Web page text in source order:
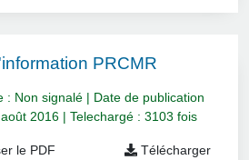
PRCMR
: Non signalé | Date de publication
2016 | Telechargé : 3103 fois
le PDF Télécharger